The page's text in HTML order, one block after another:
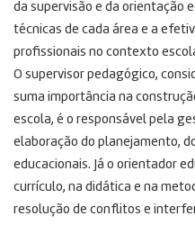
da supervisão e da orientação
técnicas de cada área e a
profissionais no contexto
O supervisor pedagógico,
suma importância na
escola, é o responsável pela
elaboração do planejamento,
educacionais. Já o orientador
currículo, na didática e na
resolução de conflitos e